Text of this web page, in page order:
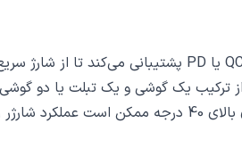
ترکیب یک گوشی و یک تبلت یا دو گوشی
کاهش دهد.